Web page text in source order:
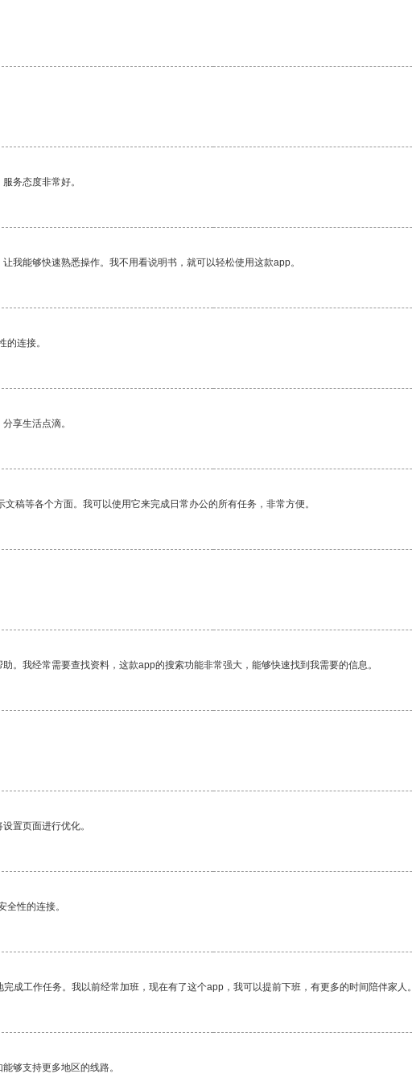
务态度非常好。
我能够快速熟悉操作。我不用看说明书，就可以轻松使用这款app。
连接。
享生活点滴。
稿等各个方面。我可以使用它来完成日常办公的所有任务，非常方便。
。我经常需要查找资料，这款app的搜索功能非常强大，能够快速找到我需要的信息。
置页面进行优化。
性的连接。
成工作任务。我以前经常加班，现在有了这个app，我可以提前下班，有更多的时间陪伴家人。
够支持更多地区的线路。